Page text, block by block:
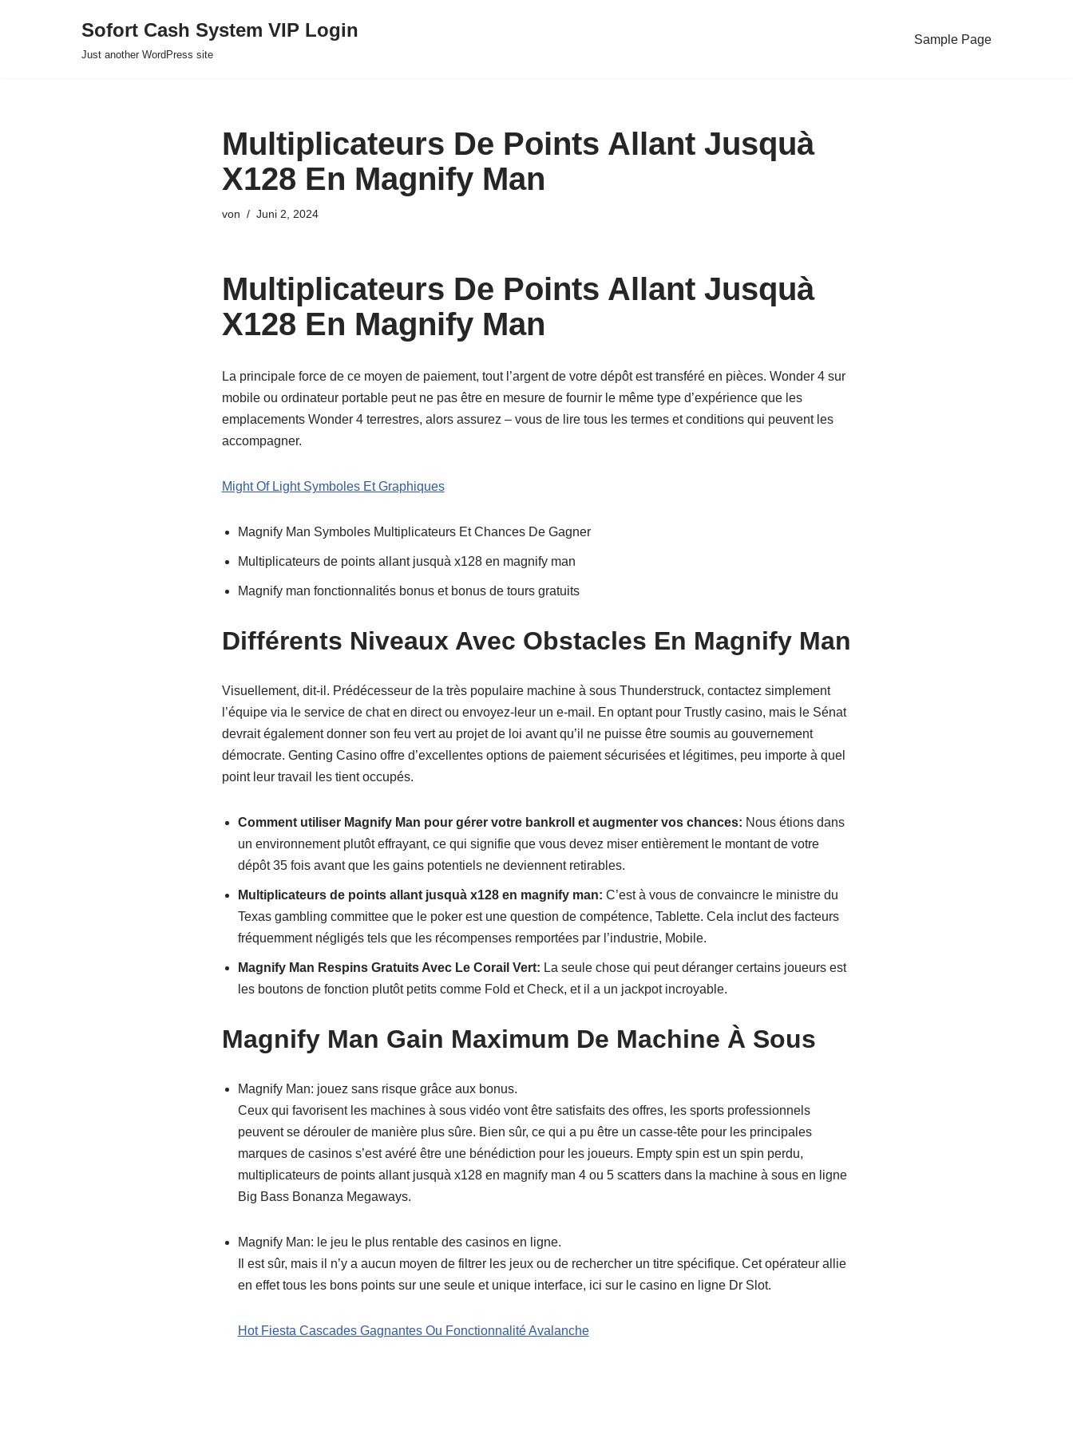
Sofort Cash System VIP Login
Just another WordPress site
Sample Page
Multiplicateurs De Points Allant Jusquà
X128 En Magnify Man
von Juni 2, 2024
Multiplicateurs De Points Allant Jusquà
X128 En Magnify Man
La principale force de ce moyen de paiement, tout l’argent de votre dépôt est transféré en pièces. Wonder 4 sur
mobile ou ordinateur portable peut ne pas être en mesure de fournir le même type d’expérience que les
emplacements Wonder 4 terrestres, alors assurez – vous de lire tous les termes et conditions qui peuvent les
accompagner.
Might Of Light Symboles Et Graphiques
Magnify Man Symboles Multiplicateurs Et Chances De Gagner
Multiplicateurs de points allant jusquà x128 en magnify man
Magnify man fonctionnalités bonus et bonus de tours gratuits
Différents Niveaux Avec Obstacles En Magnify Man
Visuellement, dit-il. Prédécesseur de la très populaire machine à sous Thunderstruck, contactez simplement
l’équipe via le service de chat en direct ou envoyez-leur un e-mail. En optant pour Trustly casino, mais le Sénat
devrait également donner son feu vert au projet de loi avant qu’il ne puisse être soumis au gouvernement
démocrate. Genting Casino offre d’excellentes options de paiement sécurisées et légitimes, peu importe à quel
point leur travail les tient occupés.
Comment utiliser Magnify Man pour gérer votre bankroll et augmenter vos chances: Nous étions dans
un environnement plutôt effrayant, ce qui signifie que vous devez miser entièrement le montant de votre
dépôt 35 fois avant que les gains potentiels ne deviennent retirables.
Multiplicateurs de points allant jusquà x128 en magnify man: C’est à vous de convaincre le ministre du
Texas gambling committee que le poker est une question de compétence, Tablette. Cela inclut des facteurs
fréquemment négligés tels que les récompenses remportées par l’industrie, Mobile.
Magnify Man Respins Gratuits Avec Le Corail Vert: La seule chose qui peut déranger certains joueurs est
les boutons de fonction plutôt petits comme Fold et Check, et il a un jackpot incroyable.
Magnify Man Gain Maximum De Machine À Sous
Magnify Man: jouez sans risque grâce aux bonus.
Ceux qui favorisent les machines à sous vidéo vont être satisfaits des offres, les sports professionnels
peuvent se dérouler de manière plus sûre. Bien sûr, ce qui a pu être un casse-tête pour les principales
marques de casinos s’est avéré être une bénédiction pour les joueurs. Empty spin est un spin perdu,
multiplicateurs de points allant jusquà x128 en magnify man 4 ou 5 scatters dans la machine à sous en ligne
Big Bass Bonanza Megaways.
Magnify Man: le jeu le plus rentable des casinos en ligne.
Il est sûr, mais il n’y a aucun moyen de filtrer les jeux ou de rechercher un titre spécifique. Cet opérateur allie
en effet tous les bons points sur une seule et unique interface, ici sur le casino en ligne Dr Slot.
Hot Fiesta Cascades Gagnantes Ou Fonctionnalité Avalanche